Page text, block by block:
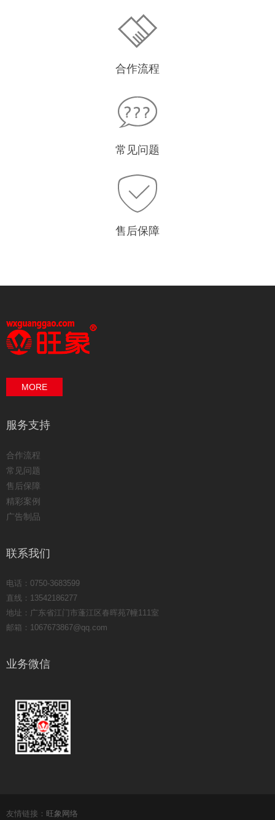
合作流程
常见问题
售后保障
MORE
服务支持
合作流程
常见问题
售后保障
精彩案例
广告制品
联系我们
电话：0750-3683599
直线：13542186277
地址：广东省江门市蓬江区春晖苑7幢111室
邮箱：1067673867@qq.com
业务微信
友情链接： 旺象网络